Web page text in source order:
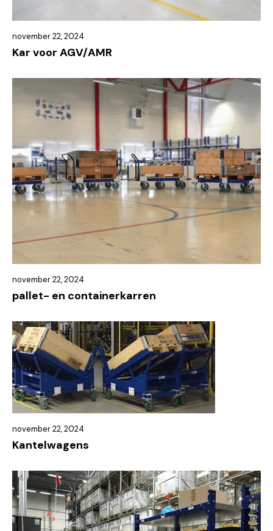
november 22, 2024
Kar voor AGV/AMR
november 22, 2024
pallet- en containerkarren
november 22, 2024
Kantelwagens